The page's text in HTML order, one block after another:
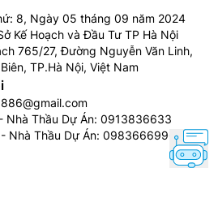
8, Ngày 05 tháng 09 năm 2024
Kế Hoạch và Đầu Tư TP Hà Nội
765/27, Đường Nguyễn Văn Linh,
TP.Hà Nội, Việt Nam
- Nhà Thầu Dự Án: 0913836633
- Nhà Thầu Dự Án: 0983666996